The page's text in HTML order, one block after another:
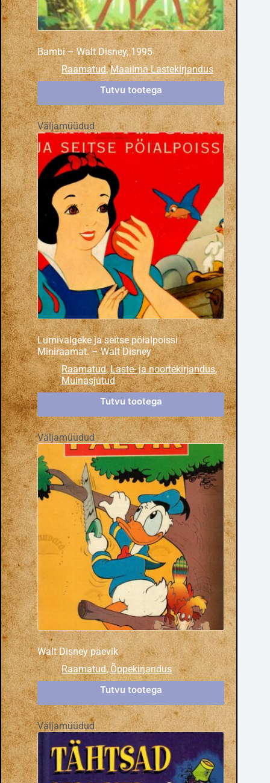
Bambi – Walt Disney, 1995
Raamatud,Maailma Lastekirjandus
Tutvu tootega
Väljamüüdud
Lumivalgeke ja seitse pöialpoissi.
Miniraamat. – Walt Disney
Raamatud,Laste- ja noortekirjandus,
Muinasjutud
Tutvu tootega
Väljamüüdud
Walt Disney päevik
Raamatud,Õppekirjandus
Tutvu tootega
Väljamüüdud